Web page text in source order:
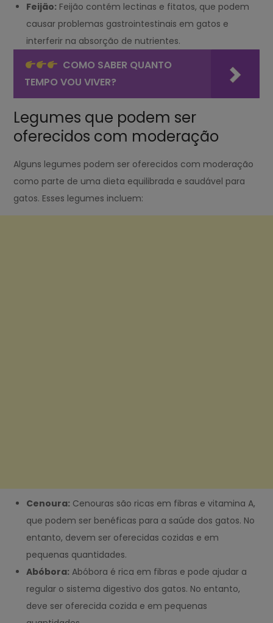
Feijão: Feijão contém lectinas e fitatos, que podem
causar problemas gastrointestinais em gatos e
interferir na absorção de nutrientes.
COMO SABER QUANTO
TEMPO VOU VIVER?
Legumes que podem ser
oferecidos com moderação
Alguns legumes podem ser oferecidos com moderação
como parte de uma dieta equilibrada e saudável para
gatos. Esses legumes incluem:
Cenoura: Cenouras são ricas em fibras e vitamina A,
que podem ser benéficas para a saúde dos gatos. No
entanto, devem ser oferecidas cozidas e em
pequenas quantidades.
Abóbora: Abóbora é rica em fibras e pode ajudar a
regular o sistema digestivo dos gatos. No entanto,
deve ser oferecida cozida e em pequenas